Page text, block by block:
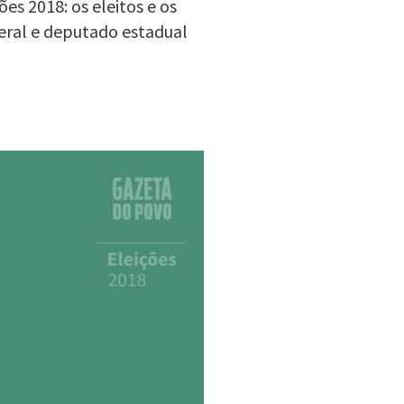
2018: os eleitos e os
e deputado estadual